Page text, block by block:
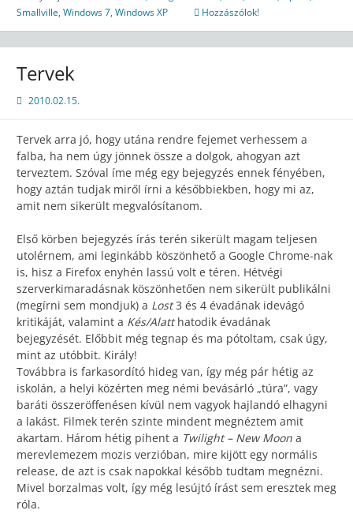
Smallville,Windows 7,Windows XP Hozzászólok!
Tervek
2010.02.15.
Tervek arra jó, hogy utána rendre fejemet verhessem a
falba, ha nem úgy jönnek össze a dolgok, ahogyan azt
terveztem. Szóval íme még egy bejegyzés ennek fényében,
hogy aztán tudjak miről írni a későbbiekben, hogy mi az,
amit nem sikerült megvalósítanom.
Első körben bejegyzés írás terén sikerült magam teljesen
utolérnem, ami leginkább köszönhető a Google Chrome-nak
is, hisz a Firefox enyhén lassú volt e téren. Hétvégi
szerverkimaradásnak köszönhetően nem sikerült publikálni
(megírni sem mondjuk) a Lost3 és 4 évadának idevágó
kritikáját, valamint a Kés/Alatthatodik évadának
bejegyzését. Előbbit még tegnap és ma pótoltam, csak úgy,
mint az utóbbit. Király!
Továbbra is farkasordító hideg van, így még pár hétig az
iskolán, a helyi közérten meg némi bevásárló „túra”, vagy
baráti összeröffenésen kívül nem vagyok hajlandó elhagyni
a lakást. Filmek terén szinte mindent megnéztem amit
akartam. Három hétig pihent a Twilight – New Moon a
merevlemezem mozis verzióban, mire kijött egy normális
release, de azt is csak napokkal később tudtam megnézni.
Mivel borzalmas volt, így még lesújtó írást sem eresztek meg
róla.